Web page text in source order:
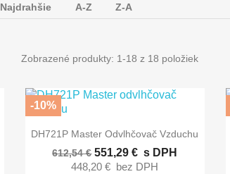
Najdrahšie A-Z Z-A
Zobrazené produkty: 1-18 z 18 položiek
Rýchly náhľad
DH721P Master Odvlhčovač Vzduchu
612,54 € 551,29 € s DPH
448,20 € bez DPH
-10%